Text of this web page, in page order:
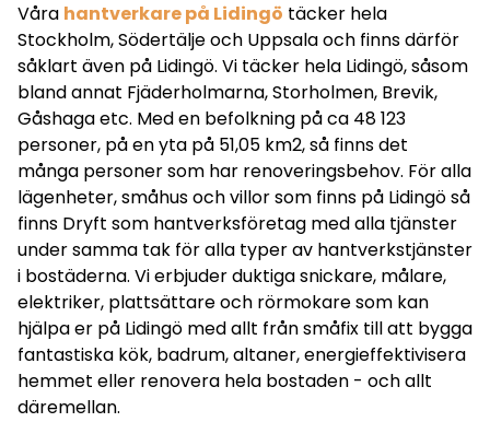
Våra hantverkare på Lidingö täcker hela
Stockholm,Södertälje och Uppsala och finns därför
såklart även på Lidingö. Vi täcker hela Lidingö, såsom
bland annat Fjäderholmarna, Storholmen, Brevik,
Gåshaga etc. Med en befolkning på ca 48 123
personer, på en yta på 51,05 km2, så finns det
många personer som har renoveringsbehov. För alla
lägenheter, småhus och villor som finns på Lidingö så
finns Dryft som hantverksföretag med alla tjänster
under samma tak för alla typer av hantverkstjänster
i bostäderna. Vi erbjuder duktiga snickare, målare,
elektriker, plattsättare och rörmokare som kan
hjälpa er på Lidingö med allt från småfix till att bygga
fantastiska kök, badrum, altaner, energieffektivisera
hemmet eller renovera hela bostaden - och allt
däremellan.